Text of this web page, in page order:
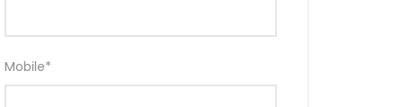
Mobile*